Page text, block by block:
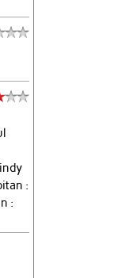
:
: